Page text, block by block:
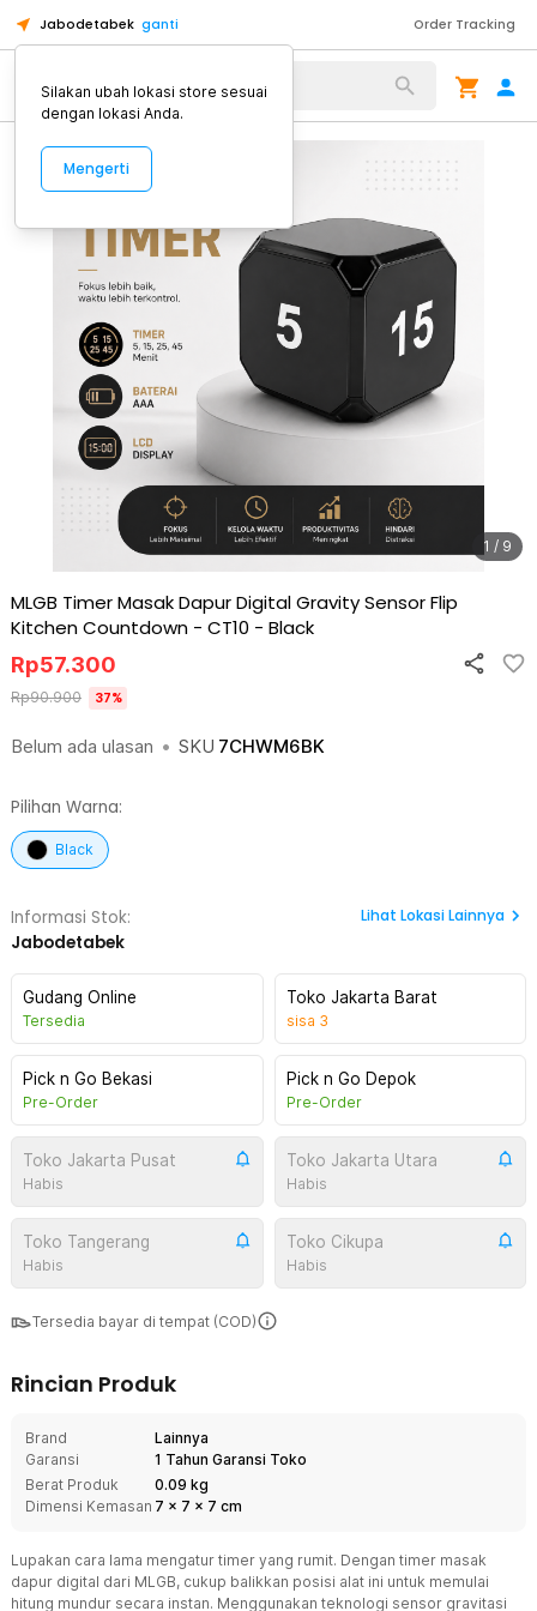
Jabodetabek ganti Order Tracking
Alat Kopi
1 / 9
MLGB Timer Masak Dapur Digital Gravity Sensor Flip
Kitchen Countdown - CT10 - Black
Belum ada ulasan • SKU 7CHWM6BK
Rp57.300
Rp90.900 37%
Pilihan Warna:
Black
Informasi Stok:
Jabodetabek
Lihat Lokasi Lainnya
Gudang Online
Tersedia
Toko Jakarta Barat
sisa 3
Pick n Go Bekasi
Pre-Order
Pick n Go Depok
Pre-Order
Toko Jakarta Pusat
Habis
Toko Jakarta Utara
Habis
Toko Tangerang
Habis
Toko Cikupa
Habis
Tersedia bayar di tempat (COD)
Rincian Produk
Brand
Lainnya
Garansi
1 Tahun Garansi Toko
Berat Produk
0.09 kg
Dimensi Kemasan 7 x 7 x 7 cm
Lupakan cara lama mengatur timer yang rumit. Dengan timer masak
dapur digital dari MLGB, cukup balikkan posisi alat ini untuk memulai
hitung mundur secara instan. Menggunakan teknologi sensor gravitasi
Silakan ubah lokasi store sesuai
dengan lokasi Anda.
Mengerti